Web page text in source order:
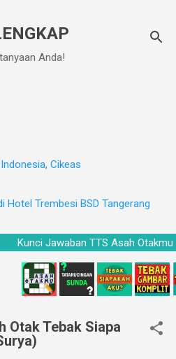
Anda!
Cikeas
Hotel Trembesi BSD Tangerang
Kunci Jawaban TTS Asah
Otak Tebak Siapa